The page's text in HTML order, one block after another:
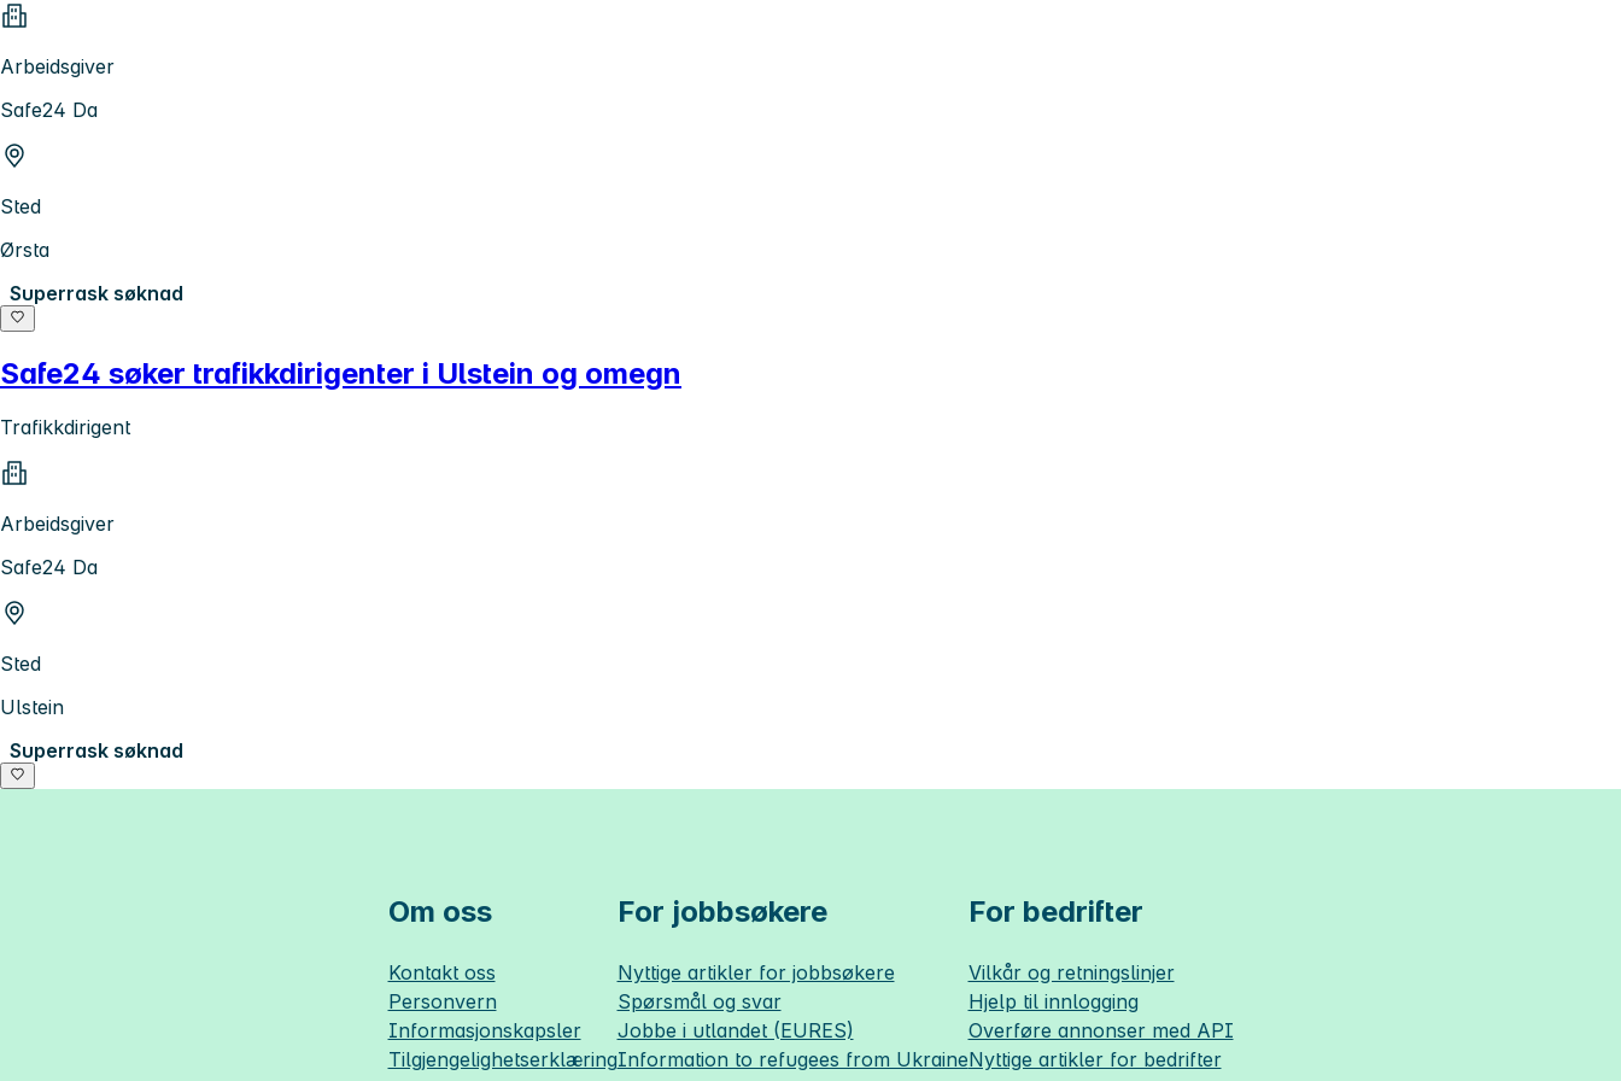
Arbeidsgiver
Safe24 Da
Sted
Ørsta
Superrask søknad
Safe24 søker trafikkdirigenter i Ulstein og omegn
Trafikkdirigent
Arbeidsgiver
Safe24 Da
Sted
Ulstein
Superrask søknad
Om oss
Kontakt oss
Personvern
Informasjonskapsler
Tilgjengelighetserklæring
For jobbsøkere
Nyttige artikler for jobbsøkere
Spørsmål og svar
Jobbe i utlandet (EURES)
Information to refugees from Ukraine
For bedrifter
Vilkår og retningslinjer
Hjelp til innlogging
Overføre annonser med API
Nyttige artikler for bedrifter